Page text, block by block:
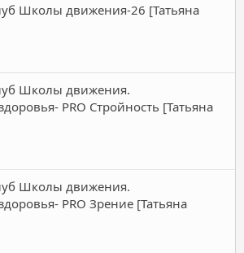
Школы движения-26 [Татьяна
Школы движения.
PRO Стройность [Татьяна
Школы движения.
PRO Зрение [Татьяна